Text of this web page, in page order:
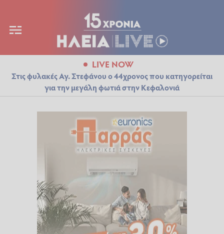
LIVE NOW
Στις φυλακές Αγ. Στεφάνου ο 44χρονος που κατηγορείται
για την μεγάλη φωτιά στην Κεφαλονιά